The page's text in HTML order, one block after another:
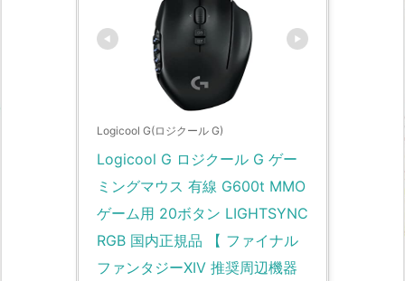
Logicool G(ロジクール G)
Logicool G ロジクール G ゲー
ミングマウス 有線 G600t MMO
ゲーム用 20ボタン LIGHTSYNC
RGB 国内正規品 【 ファイナル
ファンタジーXIV 推奨周辺機器